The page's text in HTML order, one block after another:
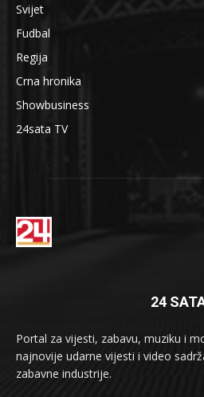
Svijet
Fudbal
Regija
Crna hronika
Showbusiness
24sata TV
24
Portal za vijesti, zabavu, muziku i
najnovije udarne vijesti i video
zabavne industrije.